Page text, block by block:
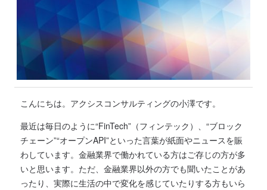
こんにちは。アクシスコンサルティングの小澤です。
最近は毎日のように“FinTech”（フィンテック）、“ブロック
チェーン”“オープンAPI”といった言葉が紙面やニュースを賑
わしています。金融業界で働かれている方はご存じの方が多
いと思います。ただ、金融業界以外の方でも聞いたことがあ
ったり、実際に生活の中で変化を感じていたりする方もいら